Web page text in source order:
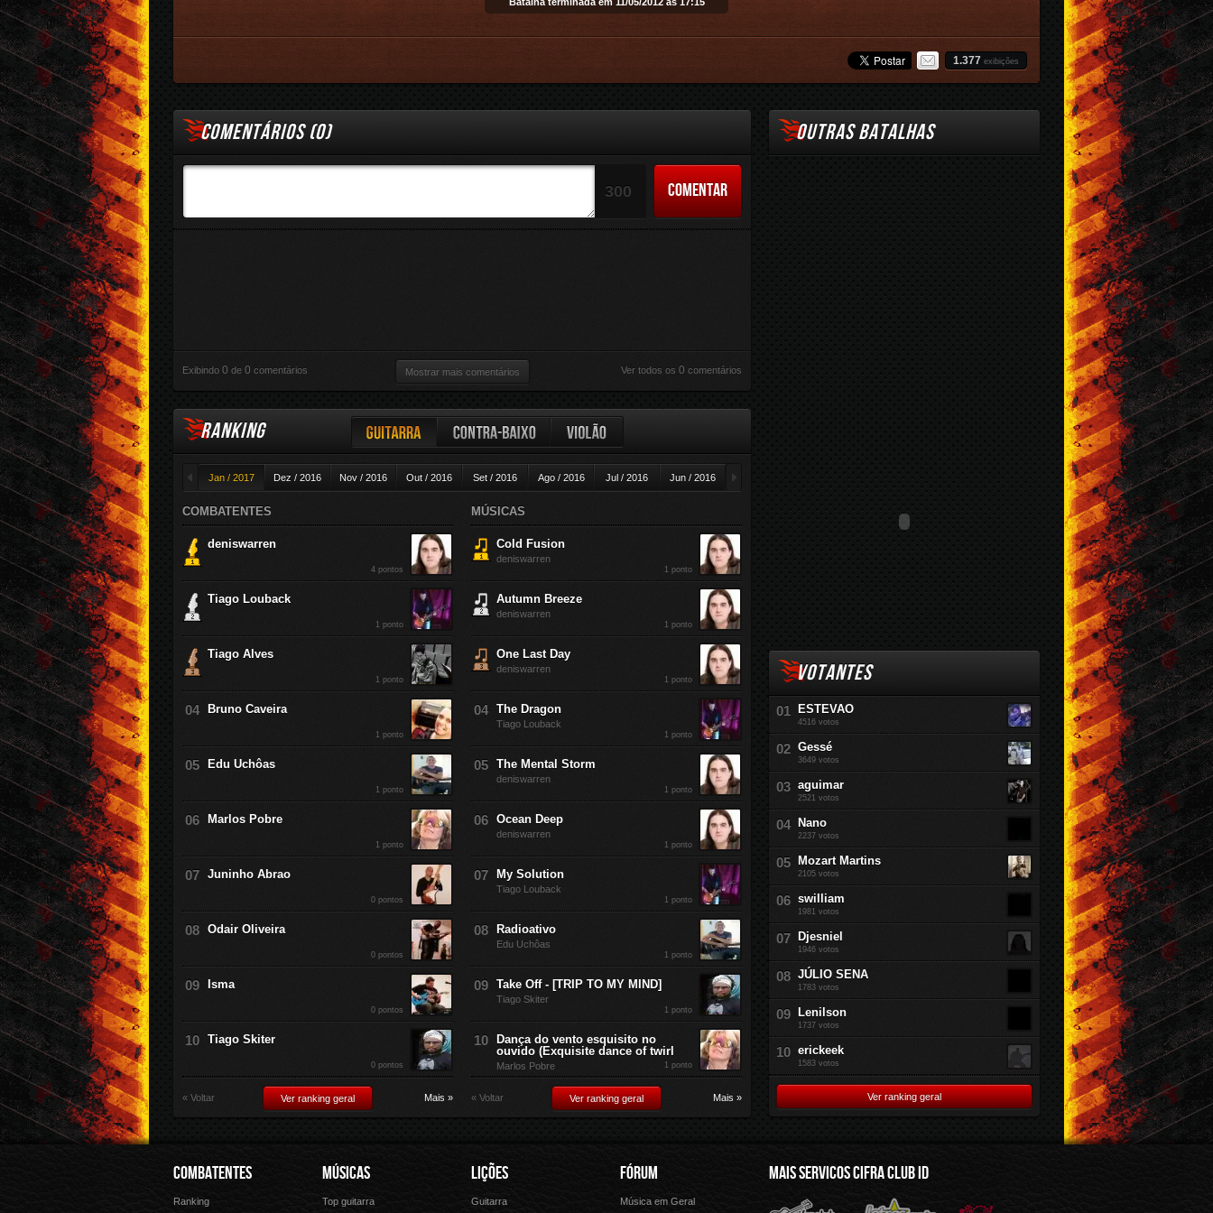
1.377 exibições
COMENTÁRIOS (0)
300 COMENTAR
Exibindo 0 de 0 comentários Mostrar mais comentários Ver todos os 0 comentários
OUTRAS BATALHAS
RANKING
◄
Jan / 2017 Dez / 2016 Nov / 2016 Out / 2016 Set / 2016 Ago / 2016 Jul / 2016 Jun / 2016
Guitarra Contra-baixo Violão
COMBATENTES
deniswarren
4 pontos
Tiago Louback
1 ponto
Tiago Alves
1 ponto
Bruno Caveira
1 ponto
Edu Uchôas
1 ponto
Marlos Pobre
1 ponto
Juninho Abrao
0 pontos
Odair Oliveira
0 pontos
Isma
0 pontos
Tiago Skiter
0 pontos
« Voltar Ver ranking geral Mais »
MÚSICAS
Cold Fusion
deniswarren
1 ponto
Autumn Breeze
deniswarren
1 ponto
One Last Day
deniswarren
1 ponto
The Dragon
Tiago Louback
1 ponto
The Mental Storm
deniswarren
1 ponto
Ocean Deep
deniswarren
1 ponto
My Solution
Tiago Louback
1 ponto
Radioativo
Edu Uchôas
1 ponto
Take Off - [TRIP TO MY MIND]
Tiago Skiter
1 ponto
Dança do vento esquisito no
ouvido (Exquisite dance of twirl
Marlos Pobre 1 ponto
« Voltar Ver ranking geral Mais »
VOTANTES
ESTEVAO
4516 votos
Gessé
3649 votos
aguimar
2521 votos
Nano
2237 votos
Mozart Martins
2105 votos
swilliam
1981 votos
Djesniel
1946 votos
JÚLIO SENA
1783 votos
Lenilson
1737 votos
erickeek
1583 votos
Ver ranking geral
COMBATENTES
Ranking
MÚSICAS
Top guitarra
LIÇÕES
Guitarra
FÓRUM
Música em Geral
MAIS SERVICOS CIFRA CLUB ID
Cifra Club Letras.mus.br Audioware